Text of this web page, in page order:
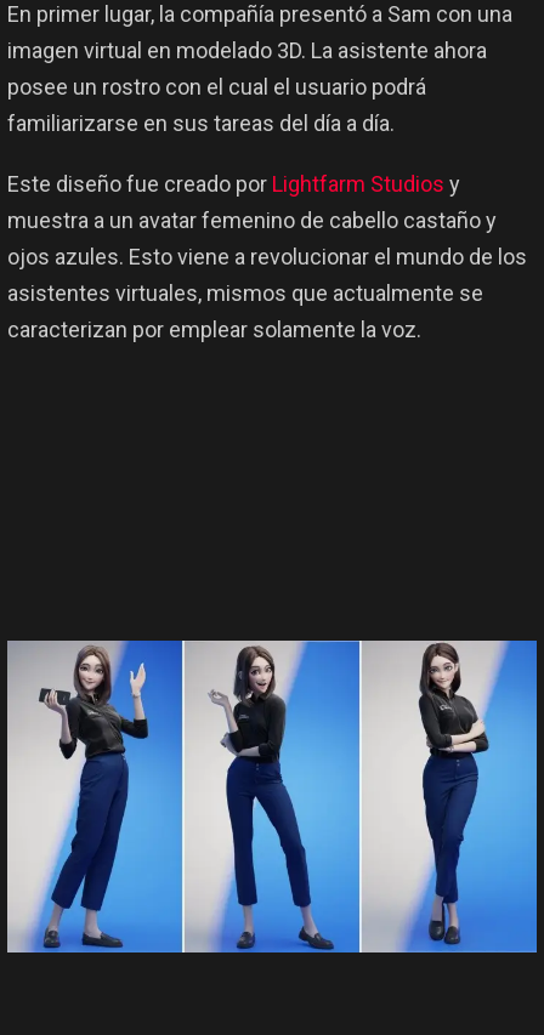
En primer lugar, la compañía presentó a Sam con una
imagen virtual en modelado 3D. La asistente ahora
posee un rostro con el cual el usuario podrá
familiarizarse en sus tareas del día a día.
Este diseño fue creado por Lightfarm Studios y
muestra a un avatar femenino de cabello castaño y
ojos azules. Esto viene a revolucionar el mundo de los
asistentes virtuales, mismos que actualmente se
caracterizan por emplear solamente la voz.